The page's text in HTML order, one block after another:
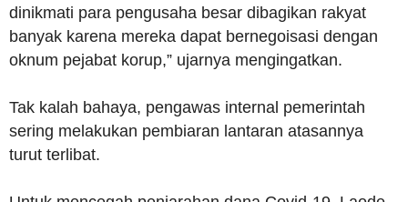
dinikmati para pengusaha besar dibagikan rakyat
banyak karena mereka dapat bernegoisasi dengan
oknum pejabat korup,” ujarnya mengingatkan.
Tak kalah bahaya, pengawas internal pemerintah
sering melakukan pembiaran lantaran atasannya
turut terlibat.